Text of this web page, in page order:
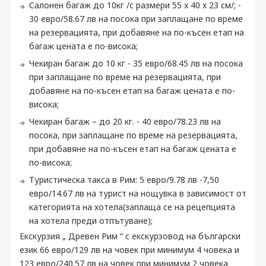
Салонен багаж до 10кг /с размери 55 x 40 x 23 см/; -
30 евро/58.67 лв на посока при заплащане по време
на резервацията, при добавяне на по-късен етап на
багаж цената е по-висока;
Чекиран багаж до 10 кг - 35 евро/68.45 лв на посока
при заплащане по време на резервацията, при
добавяне на по-късен етап на багаж цената е по-
висока;
Чекиран багаж – до 20 кг. - 40 евро/78.23 лв на
посока, при заплащане по време на резервацията,
при добавяне на по-късен етап на багаж цената е
по-висока;
Туристическа такса в Рим: 5 евро/9.78 лв -7,50
евро/14.67 лв на турист на нощувка в зависимост от
категорията на хотела(заплаща се на рецепцията
на хотела преди отпътуване);
Екскурзия „ Древен Рим “ с екскурзовод на български
език 66 евро/129 лв на човек при минимум 4 човека и
123 евро/240.57 лв на човек при минимум 2 човека